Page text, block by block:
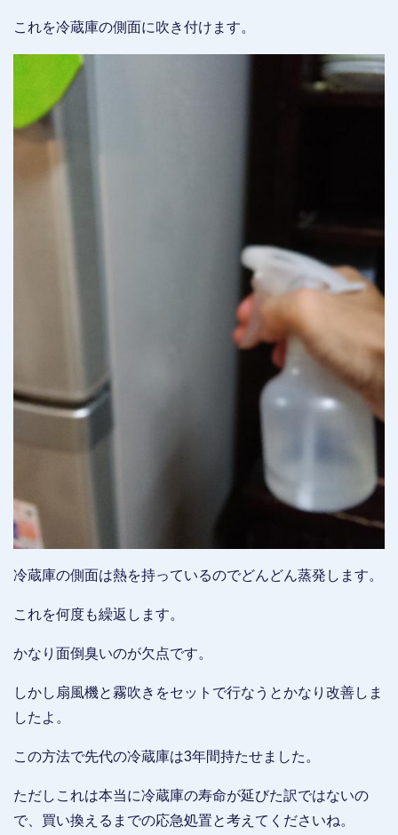
これを冷蔵庫の側面に吹き付けます。
冷蔵庫の側面は熱を持っているのでどんどん蒸発します。
これを何度も繰返します。
かなり面倒臭いのが欠点です。
しかし扇風機と霧吹きをセットで行なうとかなり改善しま
したよ。
この方法で先代の冷蔵庫は3年間持たせました。
ただしこれは本当に冷蔵庫の寿命が延びた訳ではないの
で、買い換えるまでの応急処置と考えてくださいね。